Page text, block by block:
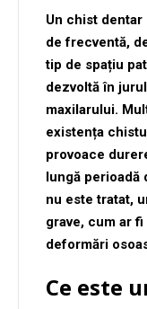
Un chist
de frecventă,
tip de spațiu
dezvoltă în
maxilarului.
existența
provoace
lungă perioadă
nu este tratat,
grave, cum ar
deformări
Ce este